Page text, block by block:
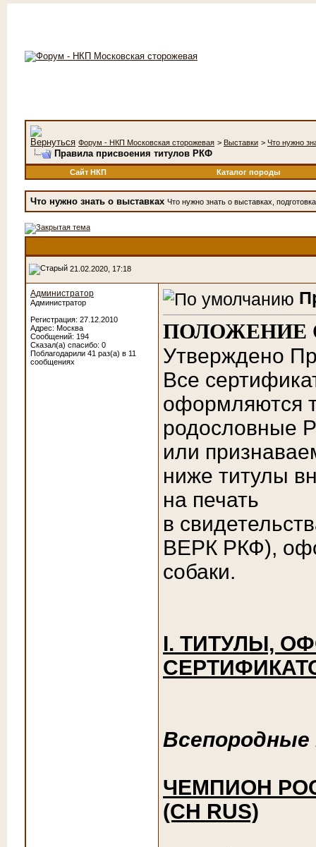
Форум - НКП Московская сторожевая > Выставки > Что нужно
Правила присвоения титулов РКФ
Сайт НКП Каталог породы
Что нужно знать о выставках Что нужно знать о выставках,
21.02.2020, 17:18
Администратор
Администратор
Регистрация: 27.12.2010
Адрес: Москва
Сообщений: 194
Сказал(а) спасибо: 0
Поблагодарили 41 раз(а) в 11
сообщениях
ПОЛОЖЕНИЕ
Утверждено
Все
оформляются
родословные
или
ниже титулы
на печать
в
ВЕРК РКФ),
собаки.
I. ТИТУЛЫ,
ЧЕМПИОН
(CH RUS)